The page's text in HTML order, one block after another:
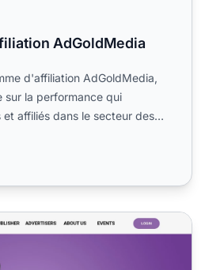
AdGoldMedia
d'affiliation AdGoldMedia,
sur la performance qui
affiliés dans le secteur des
Media